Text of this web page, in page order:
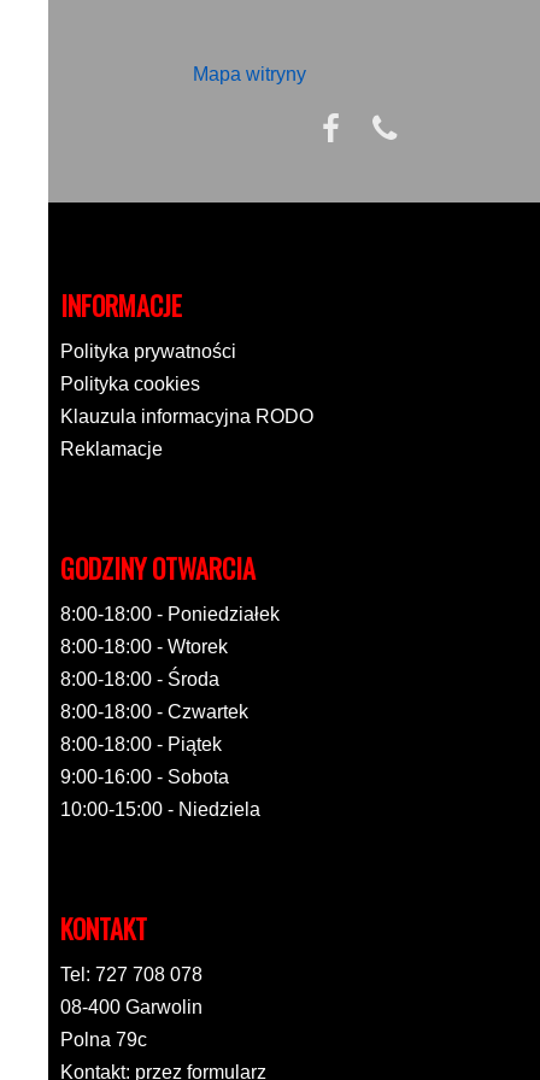
Mapa witryny
INFORMACJE
Polityka prywatności
Polityka cookies
Klauzula informacyjna RODO
Reklamacje
GODZINY OTWARCIA
8:00-18:00 - Poniedziałek
8:00-18:00 - Wtorek
8:00-18:00 - Środa
8:00-18:00 - Czwartek
8:00-18:00 - Piątek
9:00-16:00 - Sobota
10:00-15:00 - Niedziela
KONTAKT
Tel: 727 708 078
08-400 Garwolin
Polna 79c
Kontakt: przez formularz